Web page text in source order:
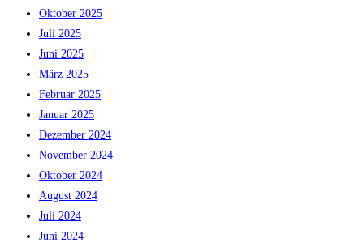
Oktober 2025
Juli 2025
Juni 2025
März 2025
Februar 2025
Januar 2025
Dezember 2024
November 2024
Oktober 2024
August 2024
Juli 2024
Juni 2024